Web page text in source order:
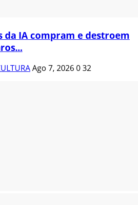
da IA compram e destroem
Ago 7, 2026032